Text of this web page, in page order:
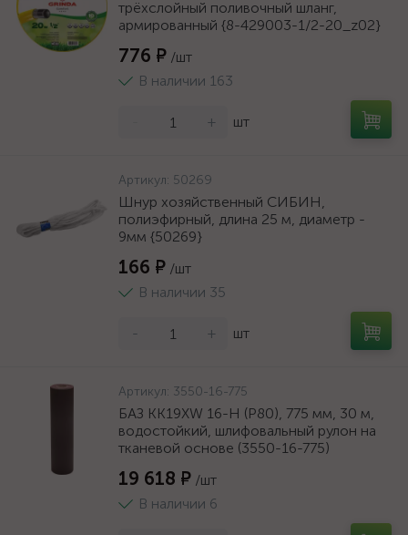
трёхслойный поливочный шланг,
армированный {8-429003-1/2-20_z02}
776 ₽ /шт
В наличии 163
+ шт
Артикул: 50269
Шнур хозяйственный СИБИН,
полиэфирный, длина 25 м, диаметр -
9мм {50269}
166 ₽ /шт
В наличии 35
- + шт
Артикул: 3550-16-775
БАЗ KK19XW 16-H (Р80), 775 мм, 30 м,
водостойкий, шлифовальный рулон на
тканевой основе (3550-16-775)
19 618 ₽ /шт
В наличии 6